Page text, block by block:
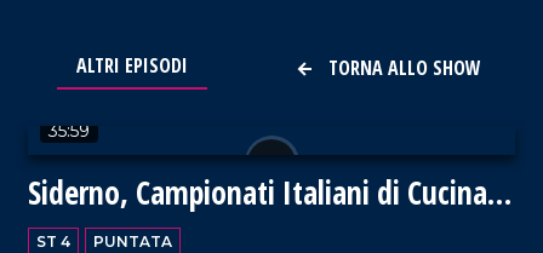
TORNA ALLO SHOW
ALTRI EPISODI
35:59
Siderno, Campionati Italiani di Cucina
2024
ST 4 PUNTATA
VAI AL TITOLO